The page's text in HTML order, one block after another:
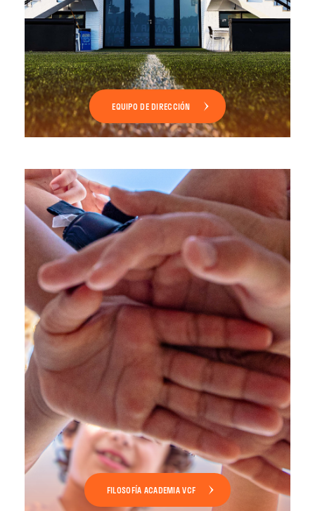
EQUIPO DE DIRECCIÓN
FILOSOFÍA ACADEMIA VCF